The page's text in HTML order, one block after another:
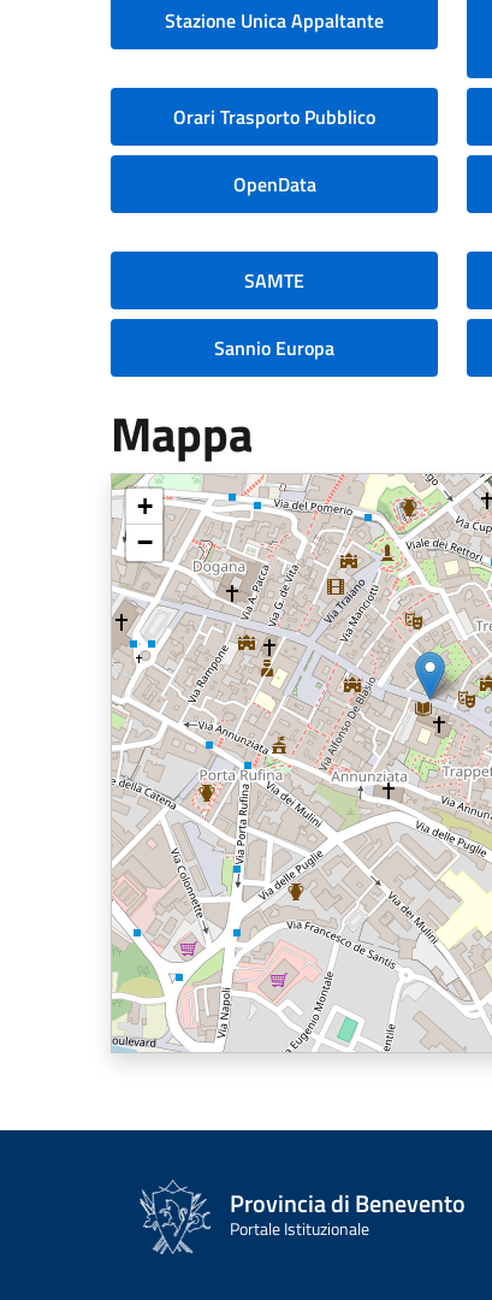
Stazione Unica Appaltante
Orari Trasporto Pubblico
OpenData
SAMTE
Sannio Europa
Mappa
+
−
Provincia di Benevento
Portale Istituzionale